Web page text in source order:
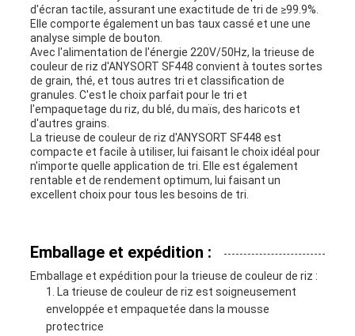
d'écran tactile, assurant une exactitude de tri de ≥99.9%.
Elle comporte également un bas taux cassé et une une
analyse simple de bouton.
Avec l'alimentation de l'énergie 220V/50Hz, la trieuse de
couleur de riz d'ANYSORT SF448 convient à toutes sortes
de grain, thé, et tous autres tri et classification de
granules. C'est le choix parfait pour le tri et
l'empaquetage du riz, du blé, du maïs, des haricots et
d'autres grains.
La trieuse de couleur de riz d'ANYSORT SF448 est
compacte et facile à utiliser, lui faisant le choix idéal pour
n'importe quelle application de tri. Elle est également
rentable et de rendement optimum, lui faisant un
excellent choix pour tous les besoins de tri.
Emballage et expédition :
Emballage et expédition pour la trieuse de couleur de riz :
La trieuse de couleur de riz est soigneusement
enveloppée et empaquetée dans la mousse
protectrice